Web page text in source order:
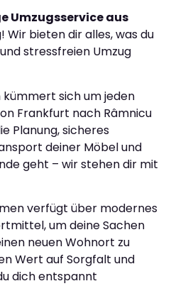
Umzugsservice aus
Wir bieten dir alles, was du
stressfreien Umzug
sich um jeden
Frankfurt nach Râmnicu
Planung, sicheres
deiner Möbel und
geht – wir stehen dir mit
verfügt über modernes
um deine Sachen
neuen Wohnort zu
Wert auf Sorgfalt und
dich entspannt